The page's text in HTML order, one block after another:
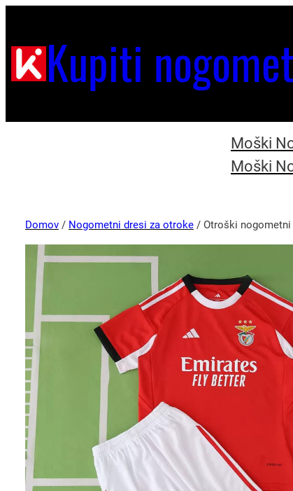
Kupiti
Moški
Moški
Domov / Nogometni dresi za otroke / Otroški nogometni